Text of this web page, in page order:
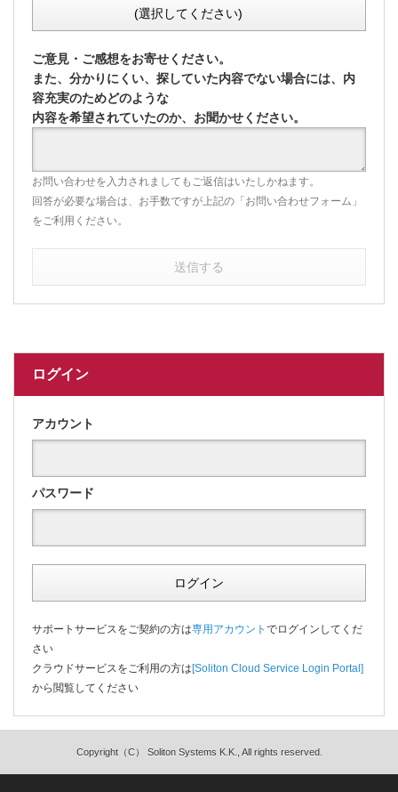
(選択してください)
ご意見・ご感想をお寄せください。
また、分かりにくい、探していた内容でない場合には、内
容充実のためどのような
内容を希望されていたのか、お聞かせください。
お問い合わせを入力されましてもご返信はいたしかねます。
回答が必要な場合は、お手数ですが上記の「お問い合わせフォーム」
をご利用ください。
送信する
ログイン
アカウント
パスワード
ログイン
サポートサービスをご契約の方は専用アカウント でログインしてくだ
さい
クラウドサービスをご利用の方は[Soliton Cloud Service Login Portal]
から閲覧してください
Copyright（C） Soliton Systems K.K., All rights reserved.